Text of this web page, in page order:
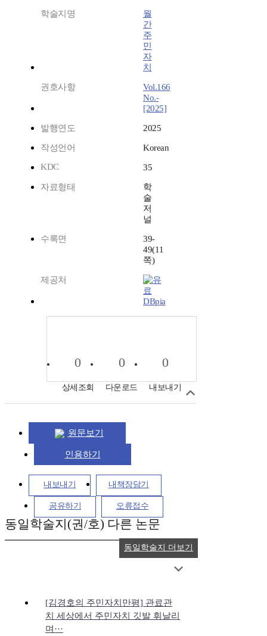
학술지명
월
간
주
민
자
치
권호사항
Vol.166
No.-
[2025]
발행연도 2025
작성언어
Korean
KDC
35
자료형태
학
술
저
널
수록면
39-
49(11
쪽)
제공처
DBpia
0
상세조회
0
다운로드
0
내보내기
원문보기
인용하기
내보내기 내책장담기
공유하기 오류접수
동일학술지(권/호) 다른 논문
[김경호의 주민자치만평] 관료관
치 세상에서 주민자치 깃발 휘날리
며···
동일학술지 더보기